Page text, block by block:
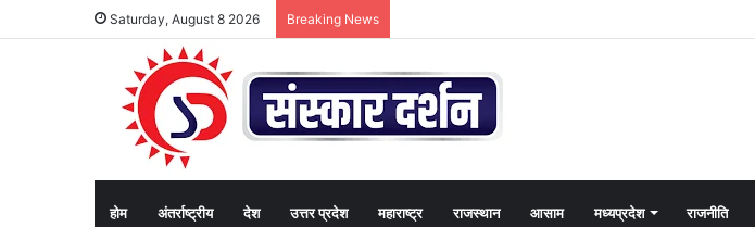
Saturday, August 8 2026 Breaking News
होम अंतर्राष्ट्रीय देश उत्तर प्रदेश महाराष्ट्र राजस्थान आसाम मध्यप्रदेश राजनीति